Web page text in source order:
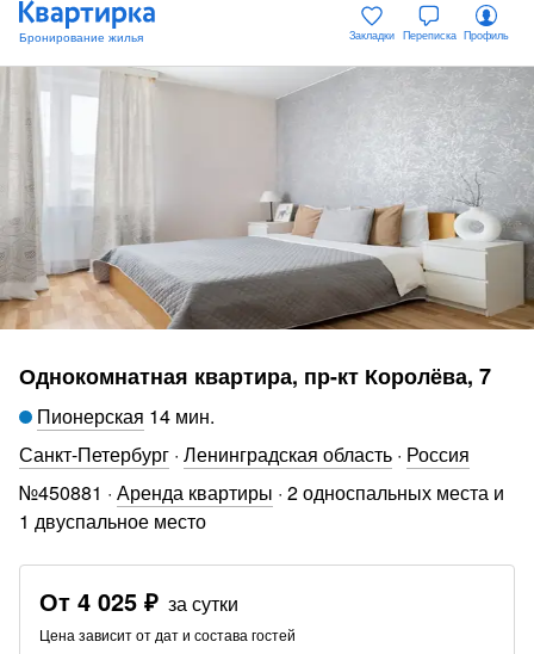
Закладки Переписка Профиль
Однокомнатная квартира, пр-кт Королёва, 7
Пионерская 14 мин.
Санкт-Петербург · Ленинградская область · Россия
№450881 · Аренда квартиры · 2 односпальных места и
1 двуспальное место
От 4 025 ₽ за сутки
Цена зависит от дат и состава гостей